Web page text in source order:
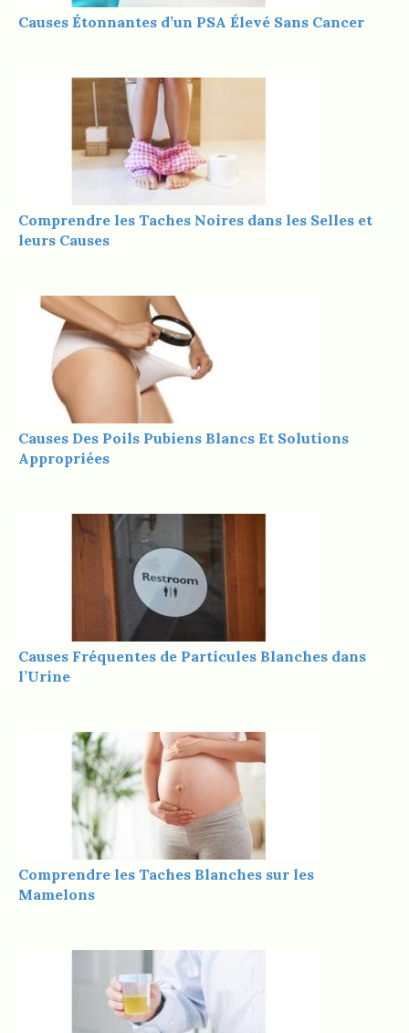
Causes Étonnantes d’un PSA Élevé Sans Cancer
Comprendre les Taches Noires dans les Selles et
leurs Causes
Causes Des Poils Pubiens Blancs Et Solutions
Appropriées
Causes Fréquentes de Particules Blanches dans
l’Urine
Comprendre les Taches Blanches sur les
Mamelons